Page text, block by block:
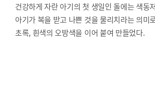
건강하게 자란 아기의 첫 생일인 돌에는 색동
아기가 복을 받고 나쁜 것을 물리치라는 의미
초록, 흰색의 오방색을 이어 붙여 만들었다.